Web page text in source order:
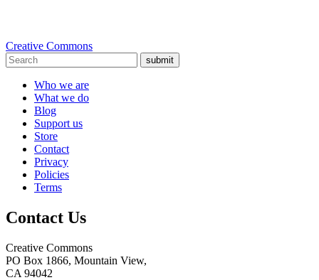
Creative Commons
submit
Who we are
What we do
Blog
Support us
Store
Contact
Privacy
Policies
Terms
Contact Us
Creative Commons
PO Box 1866, Mountain View,
CA 94042